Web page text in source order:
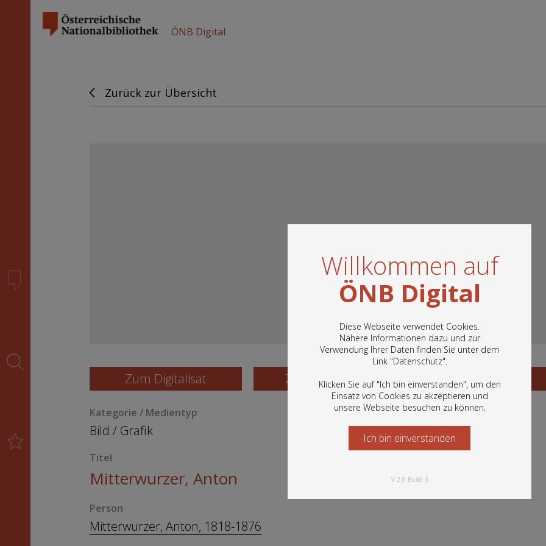
Willkommen auf
ÖNB Digital
Diese Webseite verwendet Cookies.
Nähere Informationen dazu und zur
Verwendung Ihrer Daten finden Sie unter dem
Link "Datenschutz".
Klicken Sie auf "Ich bin einverstanden", um den
Einsatz von Cookies zu akzeptieren und
unsere Webseite besuchen zu können.
In diesem Portal finden Sie die digitalen
Bestände der Österreichischen
Grafiken und vieles mehr.
Ich bin einverstanden
Starten Sie jetzt
V 2.0 Build 3
ÖNB Digital
Zurück zur Übersicht
Zum Digitalisat Zum Katalogisat Zur Vorschau
Kategorie / Medientyp
Bild / Grafik
Titel
Mitterwurzer, Anton
Person
Mitterwurzer, Anton, 1818-1876